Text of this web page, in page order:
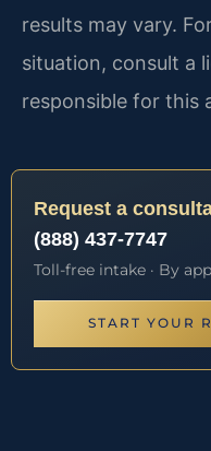
results may vary.
situation, consult a
responsible for this
Request a
(888) 437-7747
Toll-free intake · By
START YOUR